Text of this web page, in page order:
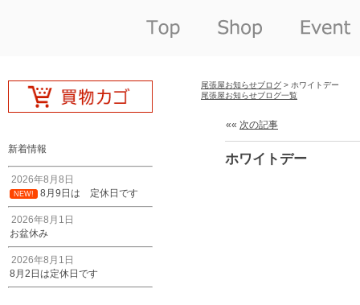
新着情報
2026年8月8日
NEW! 8月9日は 定休日です
2026年8月1日
お盆休み
2026年8月1日
8月2日は定休日です
尾張屋お知らせブログ > ホワイトデー
尾張屋お知らせブログ一覧
«« 次の記事
ホワイトデー